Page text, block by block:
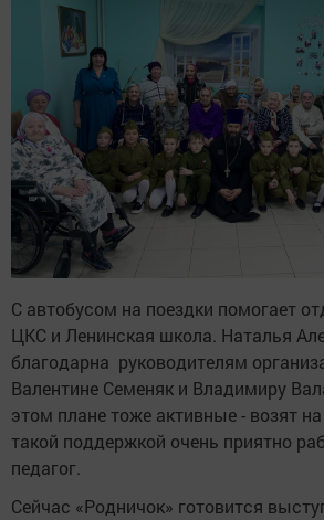
С автобусом на поездки помогает
ЦКС и Ленинская школа. Наталья
благодарна руководителям
Валентине Семеняк и Владимиру
этом плане тоже активные - возят
такой поддержкой очень приятно
педагог.
Сейчас «Родничок» готовится